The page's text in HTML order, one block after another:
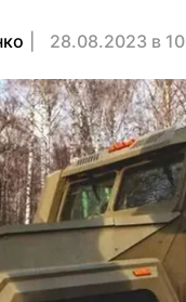
28.08.2023 в